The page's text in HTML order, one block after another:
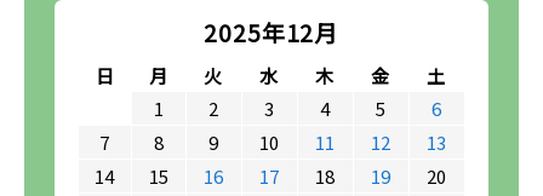
2025年12月
日 月 火 水 木 金
土
1
2 3 4 5
6
7
8 9 10 11 12
13
14
15 16 17 18 19
20